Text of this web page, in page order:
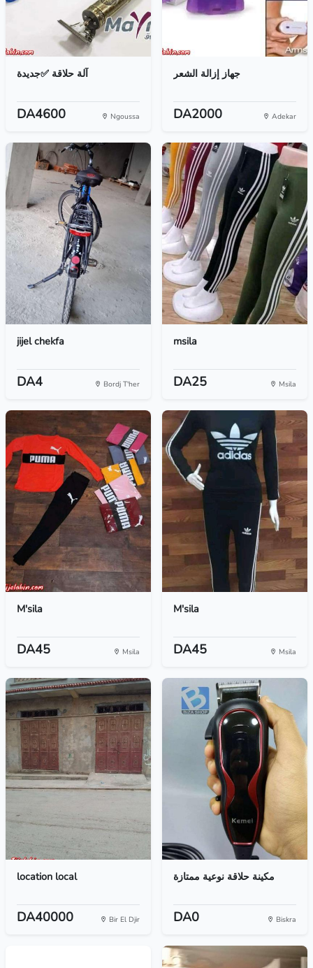
آلة حلاقة ✅جديدة
DA4600 Ngoussa
جهاز إزالة الشعر
DA2000 Adekar
jijel chekfa
DA4 Bordj T'her
msila
DA25 Msila
M'sila
DA45 Msila
M'sila
DA45 Msila
location local
DA40000 Bir El Djir
مكينة حلاقة نوعية ممتازة
DA0 Biskra